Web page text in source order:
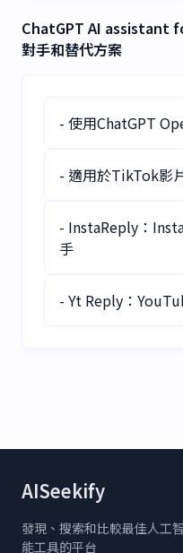
能完美應對。節省時間、提
升理解力，讓學習更聰明。
ChatGPT AI assistant
對手和替代方案
- 使用ChatGPT
- 適用於TikTok影
- InstaReply：
手
- Yt Reply：
AISeekify
發現、搜索和比較最佳人工智
能工具的平台